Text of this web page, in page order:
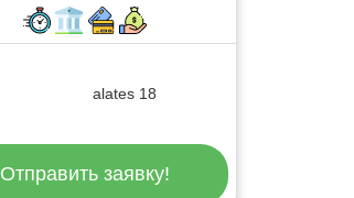
alates 18
Отправить заявку!